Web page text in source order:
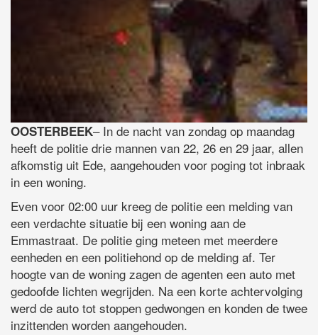
OOSTERBEEK– In de nacht van zondag op maandag
heeft de politie drie mannen van 22, 26 en 29 jaar, allen
afkomstig uit Ede, aangehouden voor poging tot inbraak
in een woning.
Even voor 02:00 uur kreeg de politie een melding van
een verdachte situatie bij een woning aan de
Emmastraat. De politie ging meteen met meerdere
eenheden en een politiehond op de melding af. Ter
hoogte van de woning zagen de agenten een auto met
gedoofde lichten wegrijden. Na een korte achtervolging
werd de auto tot stoppen gedwongen en konden de twee
inzittenden worden aangehouden.